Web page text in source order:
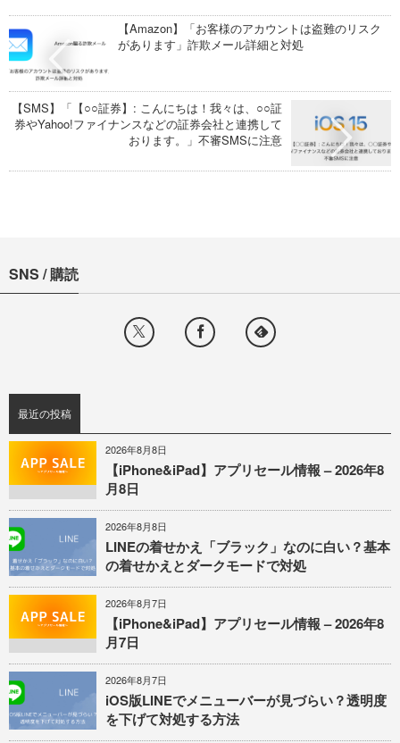
【Amazon】「お客様のアカウントは盗難のリスク
があります」詐欺メール詳細と対処
【SMS】「【○○証券】: こんにちは！我々は、○○証
券やYahoo!ファイナンスなどの証券会社と連携して
おります。」不審SMSに注意
SNS / 購読
最近の投稿
2026年8月8日
【iPhone&iPad】アプリセール情報 – 2026年8
月8日
2026年8月8日
LINEの着せかえ「ブラック」なのに白い？基本
の着せかえとダークモードで対処
2026年8月7日
【iPhone&iPad】アプリセール情報 – 2026年8
月7日
2026年8月7日
iOS版LINEでメニューバーが見づらい？透明度
を下げて対処する方法